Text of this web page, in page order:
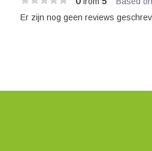
Er zijn nog geen reviews